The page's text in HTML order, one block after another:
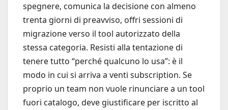
spegnere, comunica la decisione con almeno
trenta giorni di preavviso, offri sessioni di
migrazione verso il tool autorizzato della
stessa categoria. Resisti alla tentazione di
tenere tutto “perché qualcuno lo usa”: è il
modo in cui si arriva a venti subscription. Se
proprio un team non vuole rinunciare a un tool
fuori catalogo, deve giustificare per iscritto al